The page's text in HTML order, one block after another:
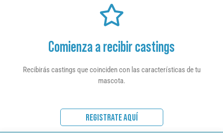
Comienza a recibir castings
Recibirás castings que coinciden con las características de tu
mascota.
REGISTRATE AQUÍ